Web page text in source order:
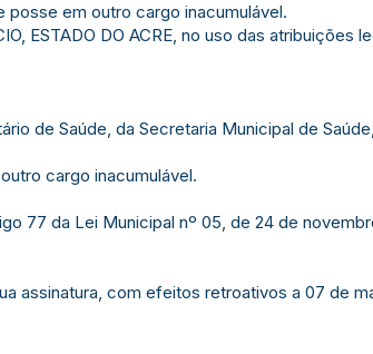
em outro cargo inacumulável.
ESTADO DO ACRE, no uso das
de Saúde, da Secretaria Municipal de
cargo inacumulável.
77 da Lei Municipal nº 05, de 24 de
assinatura, com efeitos retroativos a 07 de